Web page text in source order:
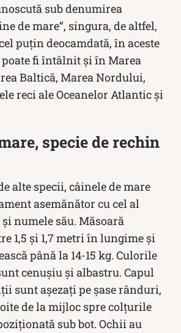
sub denumirea
de mare“, singura, de altfel,
puțin deocamdată, în aceste
poate fi întâlnit și în Marea
Baltică, Marea Nordului,
reci ale Oceanelor Atlantic și
specie de rechin
alte specii, câinele de mare
asemănător cu cel al
numele său. Măsoară
1,5 și 1,7 metri în lungime și
până la 14-15 kg. Culorile
cenușiu și albastru. Capul
sunt așezați pe șase rânduri,
de la mijloc spre colțurile
sub bot. Ochii au